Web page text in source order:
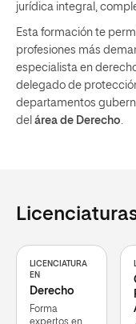
jurídica integral,
Esta formación te
profesiones más
especialista en
delegado de
departamentos
del área de Derecho.
LICENCIATURA
EN
Derecho
Forma